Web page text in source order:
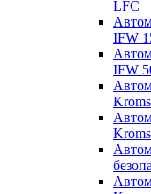
LFC
IFW
IFW